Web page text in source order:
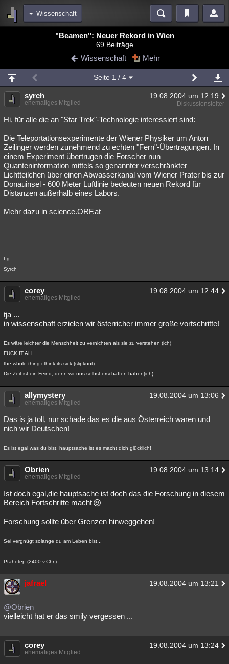
Wissenschaft
Blogs
Chat Wiki Neuigkeiten
meine Rubriken
Menschen Mystery Kriminalfälle
Spiritualität Verschwörungen Technologie Ufologie
Natur Umfragen Unterhaltung
weitere Rubriken
Philosophie Träume Orte Esoterik Literatur
Astronomie Helpdesk Gruppen Gaming Filme
Musik Clash Verbesserungen
"Beamen": Neuer Rekord in Wien
69 Beiträge
Wissenschaft Mehr
Seite 1 / 4
syrch 19.08.2004 um 12:19
ehemaliges Mitglied Diskussionsleiter
Hi, für alle die an "Star Trek"-Technologie interessiert sind:
Die Teleportationsexperimente der Wiener Physiker um Anton
Zeilinger werden zunehmend zu echten "Fern"-Übertragungen. In
einem Experiment übertrugen die Forscher nun
Quanteninformation mittels so genannter verschränkter
Lichtteilchen über einen Abwasserkanal vom Wiener Prater bis zur
Donauinsel - 600 Meter Luftlinie bedeuten neuen Rekord für
Distanzen außerhalb eines Labors.
Mehr dazu in science.ORF.at
Lg
Syrch
corey 19.08.2004 um 12:44
ehemaliges Mitglied
tja ...
in wissenschaft erzielen wir österricher immer große vortschritte!
Es wäre leichter die Menschheit zu vernichten als sie zu verstehen (ich)
FUCK IT ALL
the whole thing i think its sick (slipknot)
Die Zeit ist ein Feind, denn wir uns selbst erschaffen haben(ich)
allymystery 19.08.2004 um 13:06
ehemaliges Mitglied
Das is ja toll, nur schade das es die aus Österreich waren und
nich wir Deutschen!
Es ist egal was du bist, hauptsache ist es macht dich glücklich!
Obrien 19.08.2004 um 13:14
ehemaliges Mitglied
Ist doch egal,die hauptsache ist doch das die Forschung in diesem
Bereich Fortschritte macht
Forschung sollte über Grenzen hinweggehen!
Sei vergnügt solange du am Leben bist...
Ptahotep (2400 v.Chr.)
jafrael 19.08.2004 um 13:21
@Obrien
vielleicht hat er das smily vergessen ...
corey 19.08.2004 um 13:24
ehemaliges Mitglied